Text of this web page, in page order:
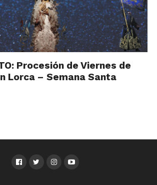
Procesión de Viernes de
Lorca – Semana Santa